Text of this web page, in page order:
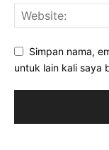
Simpan nama,
untuk lain kali saya